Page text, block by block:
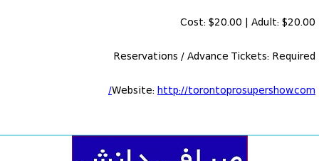
Cost: $20.00 | Adult: $20.00
Reservations / Advance Tickets: Required
Website:http://torontoprosupershow.com/